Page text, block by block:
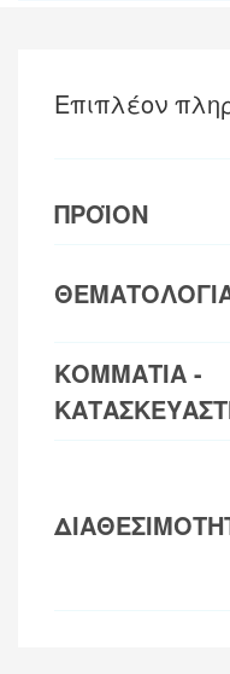
Επιπλέον
ΠΡΟΪΟΝ
ΚΟΜΜΑΤΙΑ -